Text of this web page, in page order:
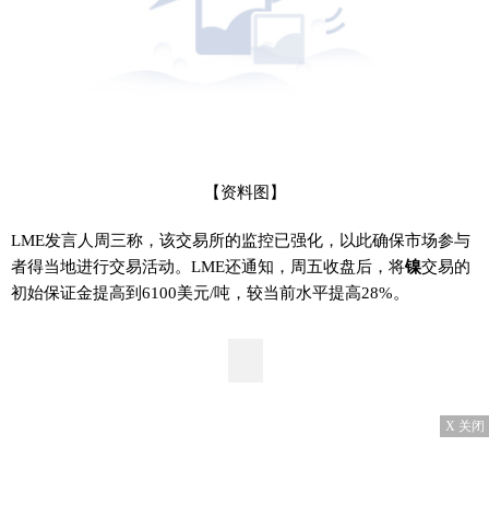
【资料图】
LME发言人周三称，该交易所的监控已强化，以此确保市场参与
者得当地进行交易活动。LME还通知，周五收盘后，将镍交易的
初始保证金提高到6100美元/吨，较当前水平提高28%。
X 关闭